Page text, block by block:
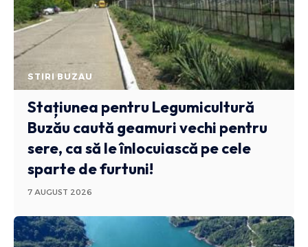
STIRI BUZAU
Stațiunea pentru Legumicultură
Buzău caută geamuri vechi pentru
sere, ca să le înlocuiască pe cele
sparte de furtuni!
7 AUGUST 2026